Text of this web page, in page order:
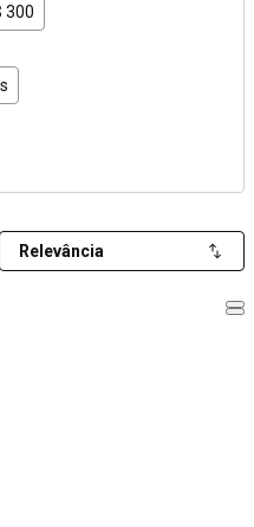
300
Relevância